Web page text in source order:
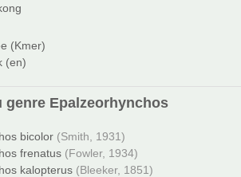
(Kmer)
(en)
genre Epalzeorhynchos
bicolor (Smith, 1931)
frenatus (Fowler, 1934)
kalopterus (Bleeker, 1851)